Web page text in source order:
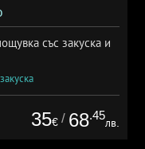
със закуска и
35€ / 68.45
лв.